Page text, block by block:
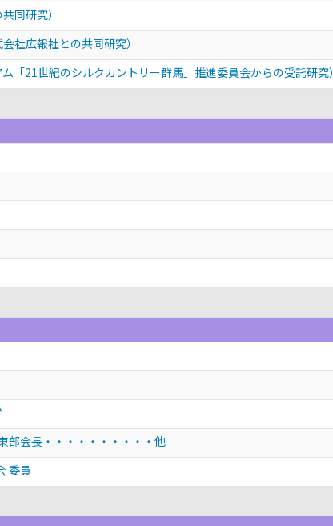
同研究）
社広報社との共同研究）
21世紀のシルクカントリー群馬」推進委員会からの受託研究）
部会長・・・・・・・・・・他
委員